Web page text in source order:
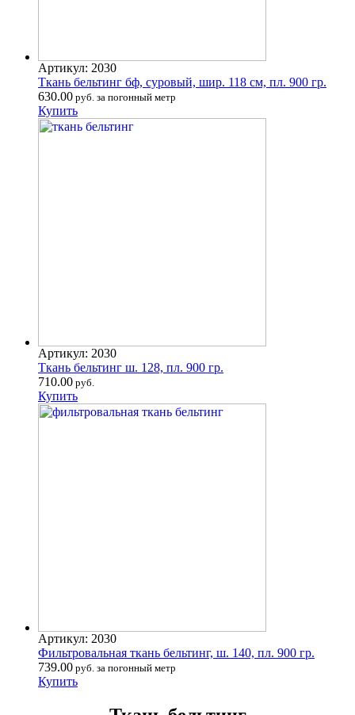
Артикул: 2030
Ткань бельтинг бф, суровый, шир. 118 см, пл. 900 гр.
630.00 руб. за погонный метр
Купить
Артикул: 2030
Ткань бельтинг ш. 128, пл. 900 гр.
710.00 руб.
Купить
Артикул: 2030
Фильтровальная ткань бельтинг, ш. 140, пл. 900 гр.
739.00 руб. за погонный метр
Купить